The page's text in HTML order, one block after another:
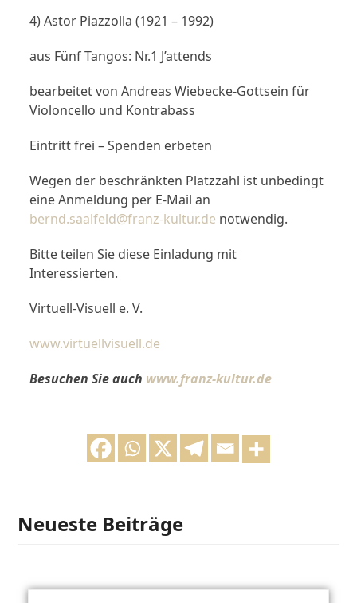
4) Astor Piazzolla (1921 – 1992)
aus Fünf Tangos: Nr.1 J’attends
bearbeitet von Andreas Wiebecke-Gottsein für
Violoncello und Kontrabass
Eintritt frei – Spenden erbeten
Wegen der beschränkten Platzzahl ist unbedingt
eine Anmeldung per E-Mail an
bernd.saalfeld@franz-kultur.de notwendig.
Bitte teilen Sie diese Einladung mit
Interessierten.
Virtuell-Visuell e. V.
www.virtuellvisuell.de
Besuchen Sie auch www.franz-kultur.de
Neueste Beiträge